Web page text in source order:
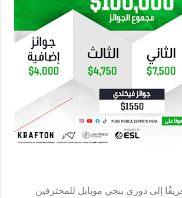
أفضل 20 فريقًا إلى دوري ببجي موبايل للمحترفين